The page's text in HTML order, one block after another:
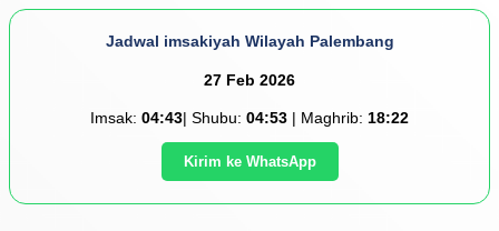
Jadwal imsakiyah Wilayah Palembang
27 Feb 2026
Imsak: 04:43| Shubu: 04:53 | Maghrib: 18:22
Kirim ke WhatsApp